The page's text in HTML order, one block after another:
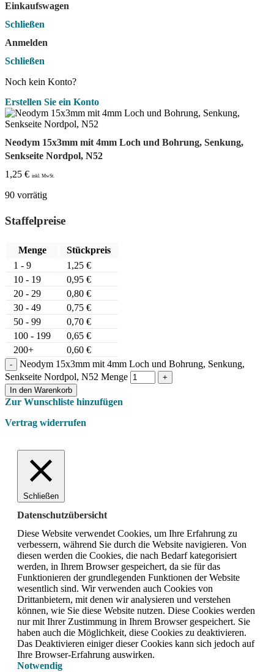
Einkaufswagen
Schließen
Anmelden
Schließen
Noch kein Konto?
Erstellen Sie ein Konto
Neodym 15x3mm mit 4mm Loch und Bohrung, Senkung,
Senkseite Nordpol, N52
1,25 € inkl. MwSt.
90 vorrätig
Staffelpreise
Menge
Stückpreis
1 - 9
1,25 €
10 - 19
0,95 €
20 - 29
0,80 €
30 - 49
0,75 €
50 - 99
0,70 €
100 - 199
0,65 €
200+
0,60 €
Neodym 15x3mm mit 4mm Loch und Bohrung, Senkung,
Senkseite Nordpol, N52 Menge
In den Warenkorb
Zur Wunschliste hinzufügen
Vertrag widerrufen
Schließen
Datenschutzübersicht
Diese Website verwendet Cookies, um Ihre Erfahrung zu
verbessern, während Sie durch die Website navigieren. Von
diesen werden die Cookies, die nach Bedarf kategorisiert
werden, in Ihrem Browser gespeichert, da sie für das
Funktionieren der grundlegenden Funktionen der Website
wesentlich sind. Wir verwenden auch Cookies von
Drittanbietern, mit denen wir analysieren und verstehen
können, wie Sie diese Website nutzen. Diese Cookies werden
nur mit Ihrer Zustimmung in Ihrem Browser gespeichert. Sie
haben auch die Möglichkeit, diese Cookies zu deaktivieren.
Das Deaktivieren einiger dieser Cookies kann sich jedoch auf
Ihre Browser-Erfahrung auswirken.
Notwendig